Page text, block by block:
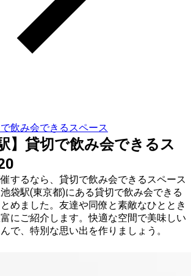
飲み会できるスペース
】貸切で飲み会できるス
するなら、貸切で飲み会できるスペース
袋駅(東京都)にある貸切で飲み会できる
めました。友達や同僚と素敵なひととき
にご紹介します。快適な空間で美味しい
で、特別な思い出を作りましょう。